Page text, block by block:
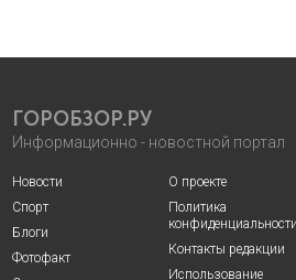
ГОРОБЗОР.РУ
Информационно - новостной портал
Новости
Спорт
Блоги
Фотофакт
О проекте
Политика
конфиденциальности
Контакты редакции
Использование